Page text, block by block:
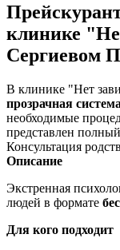
клинике
Сергиевом
В клинике "Нет
прозрачная
необходимые
представлен
Консультация
Описание
Экстренная
людей в формате
Для кого подходит